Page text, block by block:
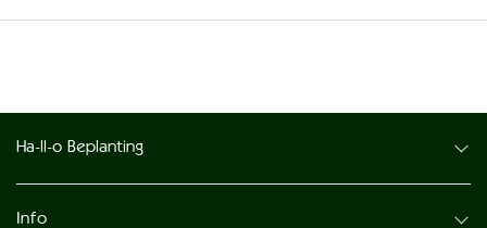
Ha-ll-o Beplanting
Info